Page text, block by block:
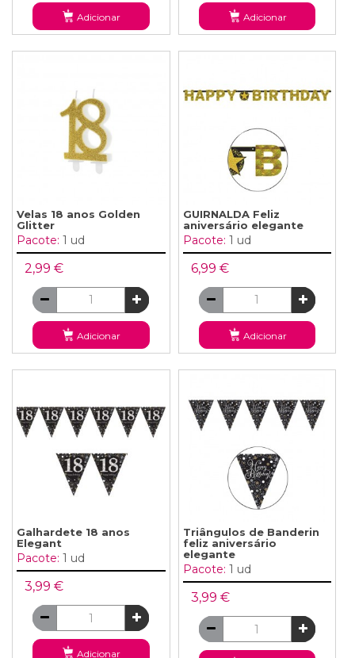
Adicionar Adicionar
Velas 18 anos Golden
Glitter
Pacote: 1 ud
2,99 €
Adicionar
GUIRNALDA Feliz
aniversário elegante
Pacote: 1 ud
6,99 €
Adicionar
Galhardete 18 anos
Elegant
Pacote: 1 ud
3,99 €
Adicionar
Triângulos de Banderin
feliz aniversário
elegante
Pacote: 1 ud
3,99 €